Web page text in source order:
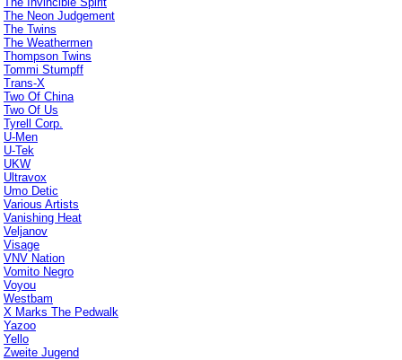
The Neon Judgement
The Twins
The Weathermen
Thompson Twins
Tommi Stumpff
Trans-X
Two Of China
Two Of Us
Tyrell Corp.
U-Men
U-Tek
UKW
Ultravox
Umo Detic
Various Artists
Vanishing Heat
Veljanov
Visage
VNV Nation
Vomito Negro
Voyou
Westbam
X Marks The Pedwalk
Yazoo
Yello
Zweite Jugend